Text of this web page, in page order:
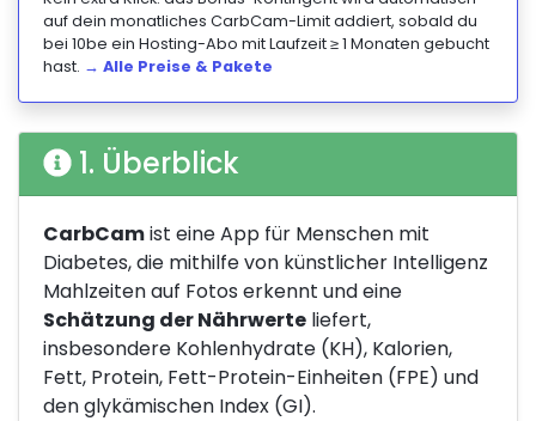
auf dein monatliches CarbCam-Limit addiert, sobald du
bei 10be ein Hosting-Abo mit Laufzeit ≥ 1 Monaten gebucht
hast. → Alle Preise & Pakete
1. Überblick
CarbCamist eine App für Menschen mit
Diabetes, die mithilfe von künstlicher Intelligenz
Mahlzeiten auf Fotos erkennt und eine
Schätzung der Nährwerte liefert,
insbesondere Kohlenhydrate (KH), Kalorien,
Fett, Protein, Fett-Protein-Einheiten (FPE) und
den glykämischen Index (GI).